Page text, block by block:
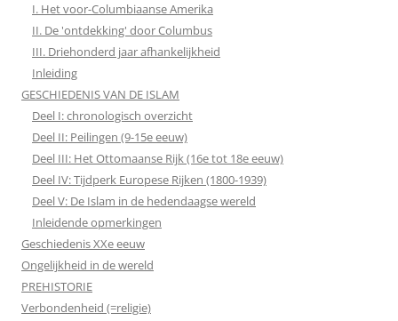
I. Het voor-Columbiaanse Amerika
II. De 'ontdekking' door Columbus
III. Driehonderd jaar afhankelijkheid
Inleiding
GESCHIEDENIS VAN DE ISLAM
Deel I: chronologisch overzicht
Deel II: Peilingen (9-15e eeuw)
Deel III: Het Ottomaanse Rijk (16e tot 18e eeuw)
Deel IV: Tijdperk Europese Rijken (1800-1939)
Deel V: De Islam in de hedendaagse wereld
Inleidende opmerkingen
Geschiedenis XXe eeuw
Ongelijkheid in de wereld
PREHISTORIE
Verbondenheid (=religie)